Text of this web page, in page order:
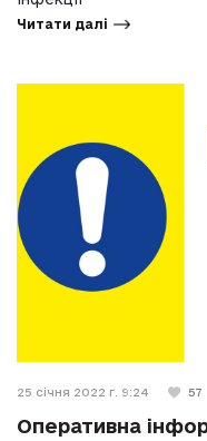
Читати далі
25 січня 2022 г. 9:24 57
Оперативна